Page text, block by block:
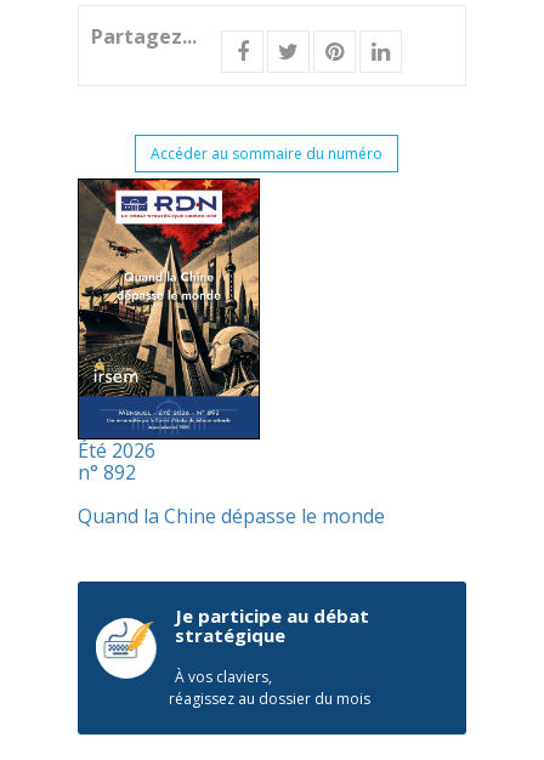
Partagez...
Accéder au sommaire du numéro
Été 2026
n° 892
Quand la Chine dépasse le monde
Je participe au débat
stratégique
À vos claviers,
réagissez au dossier du mois